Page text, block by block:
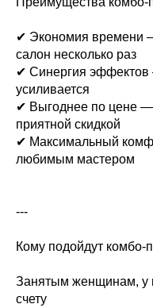
✔ Экономия времени
салон несколько раз
✔ Синергия эффектов
усиливается
✔ Выгоднее по цене —
приятной скидкой
✔ Максимальный
любимым мастером
---
Кому подойдут комбо-
Занятым женщинам, у
счету